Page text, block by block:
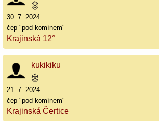
30. 7. 2024
čep "pod komínem"
Krajinská 12°
kukikiku
21. 7. 2024
čep "pod komínem"
Krajinská Čertice